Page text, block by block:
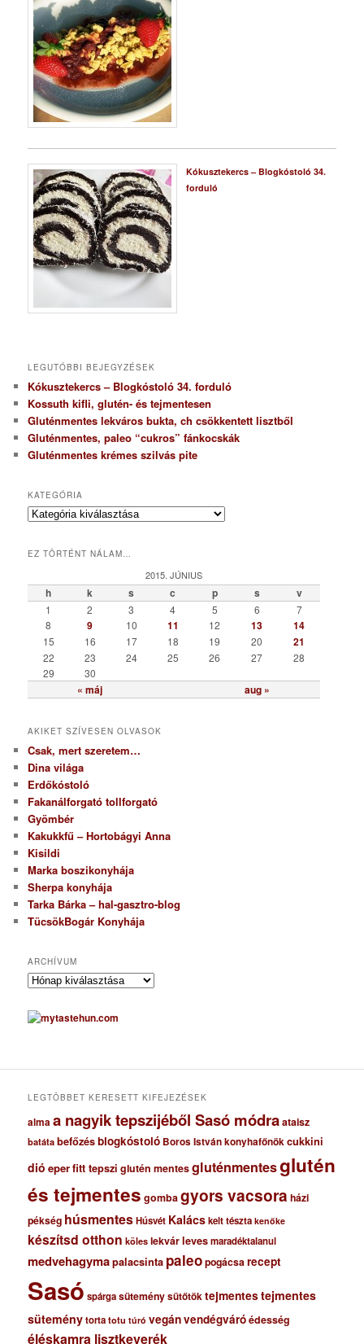
Kókusztekercs – Blogkóstoló 34.
forduló
LEGUTÓBBI BEJEGYZÉSEK
Kókusztekercs – Blogkóstoló 34. forduló
Kossuth kifli, glutén- és tejmentesen
Gluténmentes lekváros bukta, ch csökkentett lisztből
Gluténmentes, paleo “cukros” fánkocskák
Gluténmentes krémes szilvás pite
KATEGÓRIA
K
e
r
EZ TÖRTÉNT NÁLAM…
2015. JÚNIUS
h k s c p s v
« máj aug »
1 2 3 4 5 6
7
8
9 10 11 12 13 14
15 16 17 18 19 20 21
22 23 24 25 26 27
28
29
30
AKIKET SZÍVESEN OLVASOK
Csak, mert szeretem…
Dina világa
Erdőkóstoló
Fakanálforgató tollforgató
Gyömbér
Kakukkfű – Hortobágyi Anna
Kisildi
Marka boszikonyhája
Sherpa konyhája
Tarka Bárka – hal-gasztro-blog
TücsökBogár Konyhája
ARCHÍVUM
A
c
h
u
LEGTÖBBET KERESETT KIFEJEZÉSEK
almaa nagyik tepszijéből Sasó módraataisz
batáta befőzésblogkóstoló Boros István konyhafőnökcukkini
dió eperfitt tepszi glutén mentesgluténmentesglutén
és tejmentes gombagyors vacsora házi
pékség húsmentesHúsvét Kalácskelt tészta kenőke
készítsd otthon köles lekvárlevesmaradéktalanul
medvehagymapalacsinta paleopogácsarecept
Sasó spárgasüteménysütőtöktejmentestejmentes
süteménytorta totu túró vegánvendégváróédesség
éléskamra lisztkeverék